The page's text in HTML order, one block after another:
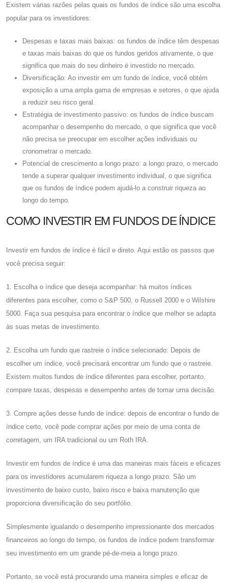
Existem várias razões pelas quais os fundos de índice são uma escolha
popular para os investidores:
Despesas e taxas mais baixas: os fundos de índice têm despesas
e taxas mais baixas do que os fundos geridos ativamente, o que
significa que mais do seu dinheiro é investido no mercado.
Diversificação: Ao investir em um fundo de índice, você obtém
exposição a uma ampla gama de empresas e setores, o que ajuda
a reduzir seu risco geral.
Estratégia de investimento passivo: os fundos de índice buscam
acompanhar o desempenho do mercado, o que significa que você
não precisa se preocupar em escolher ações individuais ou
cronometrar o mercado.
Potencial de crescimento a longo prazo: a longo prazo, o mercado
tende a superar qualquer investimento individual, o que significa
que os fundos de índice podem ajudá-lo a construir riqueza ao
longo do tempo.
COMO INVESTIR EM FUNDOS DE ÍNDICE
Investir em fundos de índice é fácil e direto. Aqui estão os passos que
você precisa seguir:
1. Escolha o índice que deseja acompanhar: há muitos índices
diferentes para escolher, como o S&P 500, o Russell 2000 e o Wilshire
5000. Faça sua pesquisa para encontrar o índice que melhor se adapta
às suas metas de investimento.
2. Escolha um fundo que rastreie o índice selecionado: Depois de
escolher um índice, você precisará encontrar um fundo que o rastreie.
Existem muitos fundos de índice diferentes para escolher, portanto,
compare taxas, despesas e desempenho antes de tomar uma decisão.
3. Compre ações desse fundo de índice: depois de encontrar o fundo de
índice certo, você pode comprar ações por meio de uma conta de
corretagem, um IRA tradicional ou um Roth IRA.
Investir em fundos de índice é uma das maneiras mais fáceis e eficazes
para os investidores acumularem riqueza a longo prazo. São um
investimento de baixo custo, baixo risco e baixa manutenção que
proporciona diversificação do seu portfólio.
Simplesmente igualando o desempenho impressionante dos mercados
financeiros ao longo do tempo, os fundos de índice podem transformar
seu investimento em um grande pé-de-meia a longo prazo.
Portanto, se você está procurando uma maneira simples e eficaz de